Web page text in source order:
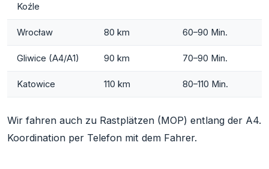
Koźle
Wrocław 80 km 60–90 Min.
Gliwice (A4/A1) 90 km 70–90 Min.
Katowice 110 km 80–110 Min.
Wir fahren auch zu Rastplätzen (MOP) entlang der A4.
Koordination per Telefon mit dem Fahrer.